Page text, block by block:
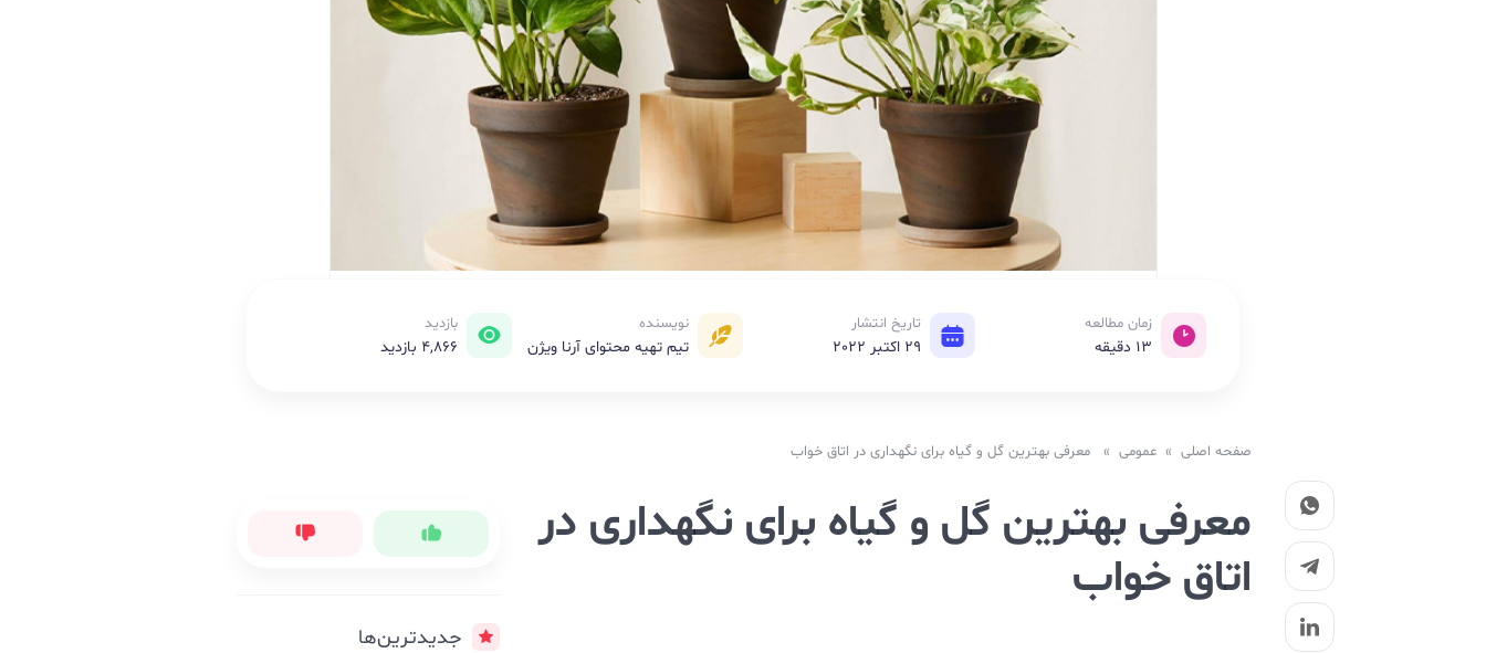
زمان مطالعه
13 دقیقه
تاریخ انتشار
29 اکتبر 2022
نویسنده
تیم تهیه محتوای آرنا ویژن
بازدید
4,866 بازدید
صفحه اصلی » عمومی » معرفی بهترین گل و گیاه برای نگهداری در اتاق خواب
معرفی بهترین گل و گیاه برای نگهداری در
اتاق خواب
جدیدترین‌ها